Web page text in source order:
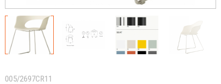
005/2697CR11